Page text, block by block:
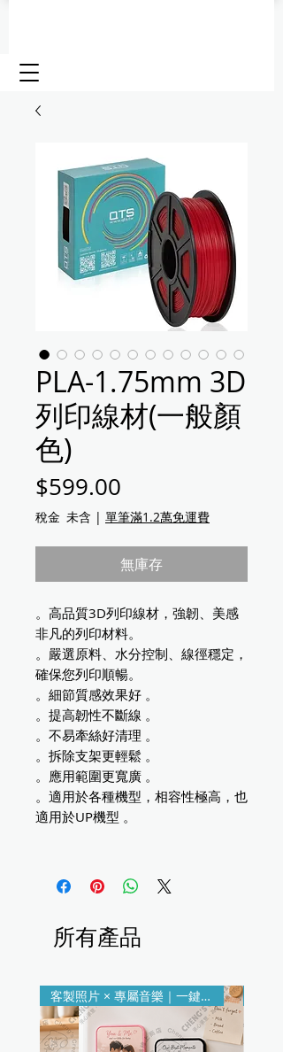
PLA-1.75mm 3D
列印線材(一般顏
色)
$599.00
稅金 未含 | 單筆滿1.2萬免運費
無庫存
。高品質3D列印線材，強韌、美感
非凡的列印材料。
。嚴選原料、水分控制、線徑穩定，
確保您列印順暢。
。細節質感效果好 。
。提高韌性不斷線 。
。不易牽絲好清理 。
。拆除支架更輕鬆 。
。應用範圍更寬廣 。
。適用於各種機型，相容性極高，也
適用於UP機型 。
所有產品
客製照片 × 專屬音樂｜一鍵播放